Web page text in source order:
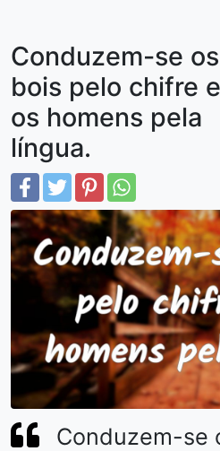
Conduzem-se os
bois pelo chifre e
os homens pela
língua.
Conduzem-se